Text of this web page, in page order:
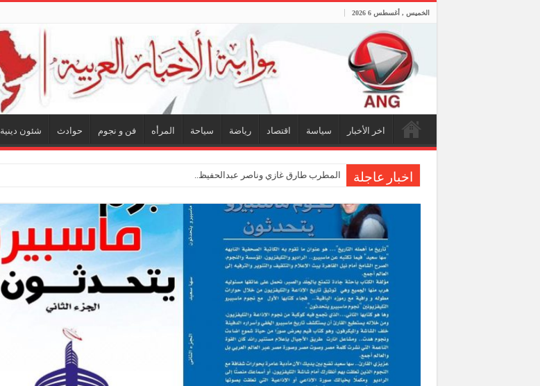
الخميس , أغسطس 6 2026
اخر الأخبار سياسة اقتصاد رياضة سياحة المرأه فن و نجوم حوادث شئون دينية
اخبار عاجلة المطرب طارق غازي وناصر عبدالحفيظ.. شراكة فنية ترسم ملام